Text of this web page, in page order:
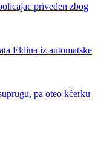
priveden zbog
Eldina iz automatske
pa oteo kćerku